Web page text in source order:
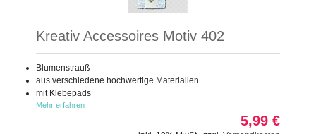
Kreativ Accessoires Motiv 402
Blumenstrauß
aus verschiedene hochwertige Materialien
mit Klebepads
Mehr erfahren
5,99 €